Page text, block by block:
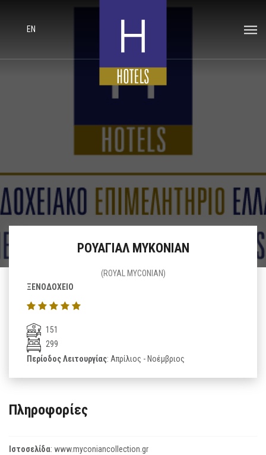
EN
ΡΟΥΑΓΙΑΛ ΜΥΚΟΝΙΑΝ
(ROYAL MYCONIAN)
ΞΕΝΟΔΟΧΕΙΟ
151
299
Περίοδος Λειτουργίας: Απρίλιος - Νοέμβριος
Πληροφορίες
Ιστοσελίδα: www.myconiancollection.gr